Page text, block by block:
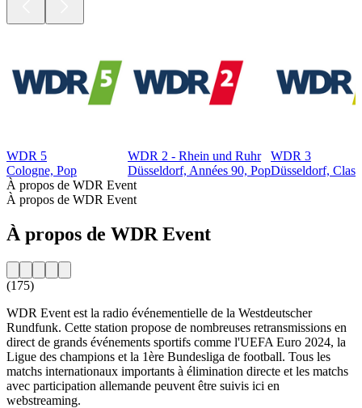
WDR 5
Cologne, Pop
WDR 2 - Rhein und Ruhr
Düsseldorf, Années 90, Pop
WDR 3
Düsseldorf,
À propos de WDR Event
À propos de WDR Event
À propos de WDR Event
(175)
WDR Event est la radio événementielle de la Westdeutscher
Rundfunk. Cette station propose de nombreuses retransmissions en
direct de grands événements sportifs comme l'UEFA Euro 2024, la
Ligue des champions et la 1ère Bundesliga de football. Tous les
matchs internationaux importants à élimination directe et les matchs
avec participation allemande peuvent être suivis ici en
webstreaming.